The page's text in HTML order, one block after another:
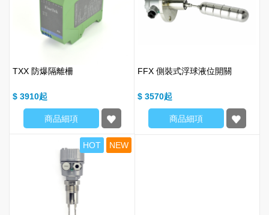
TXX 防爆隔離柵
$ 3910
商品細項
FFX 側裝式浮球液位開關
$ 3570
商品細項
HOT NEW